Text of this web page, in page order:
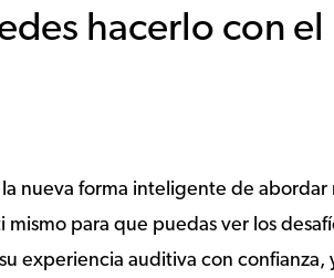
hacerlo con
la nueva forma inteligente de
mismo para que puedas ver los
experiencia auditiva con